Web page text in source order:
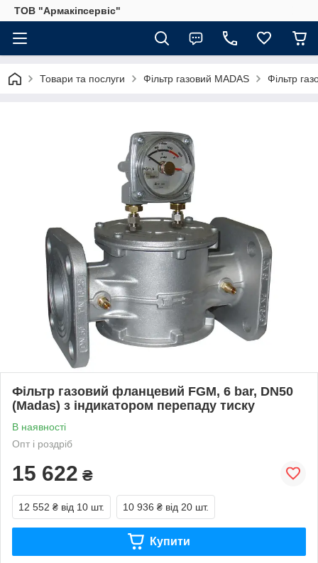
ТОВ "Армакіпсервіс"
Товари та послуги Фільтр газовий MADAS Фільтр
Фільтр газовий фланцевий FGM, 6 bar, DN50
(Madas) з індикатором перепаду тиску
В наявності
Опт і роздріб
15 622 ₴
12 552 ₴ від 10 шт. 10 936 ₴ від 20 шт.
Купити